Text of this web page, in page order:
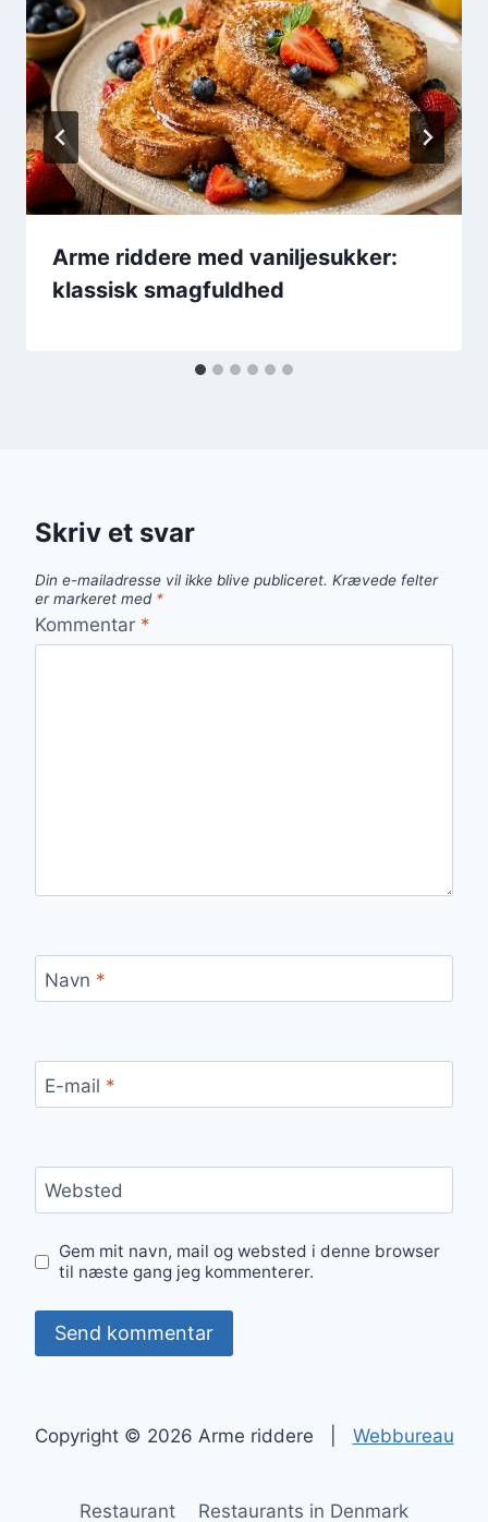
Arme riddere med vaniljesukker:
klassisk smagfuldhed
Skriv et svar
Din e-mailadresse vil ikke blive publiceret. Krævede felter
er markeret med *
Kommentar *
Navn *
E-mail *
Websted
Gem mit navn, mail og websted i denne browser
til næste gang jeg kommenterer.
Copyright © 2026 Arme riddere | Webbureau
Restaurant Restaurants in Denmark